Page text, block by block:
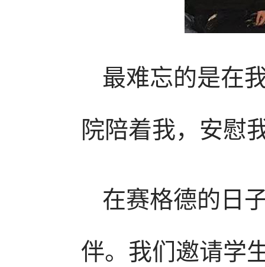
最难忘的是在
院陪着我，安慰
在赛格德的日
伴。我们邀请学